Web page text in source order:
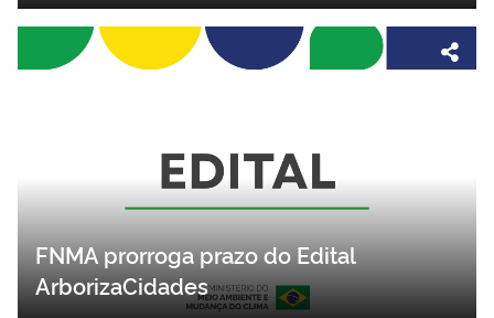
FNMA prorroga prazo do Edital
ArborizaCidades